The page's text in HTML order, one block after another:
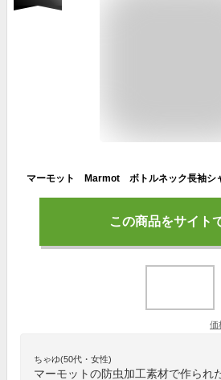
この商品をサイト
価
ちゃゆ(50代・女性)
マーモットの防虫加工素材で作られ